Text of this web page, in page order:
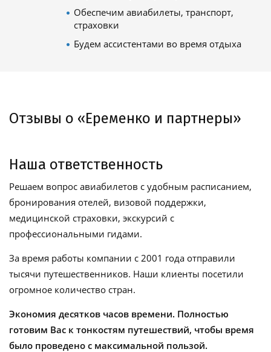
Обеспечим авиабилеты, транспорт,
страховки
Будем ассистентами во время отдыха
Отзывы о «Еременко и партнеры»
Наша ответственность
Решаем вопрос авиабилетов с удобным расписанием,
бронирования отелей, визовой поддержки,
медицинской страховки, экскурсий с
профессиональными гидами.
За время работы компании с 2001 года отправили
тысячи путешественников. Наши клиенты посетили
огромное количество стран.
Экономия десятков часов времени. Полностью
готовим Вас к тонкостям путешествий, чтобы время
было проведено с максимальной пользой.